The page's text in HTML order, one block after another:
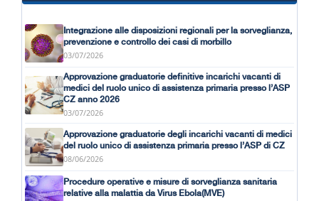
Integrazione alle disposizioni regionali per la sorveglianza,
prevenzione e controllo dei casi di morbillo
03/07/2026
Approvazione graduatorie definitive incarichi vacanti di
medici del ruolo unico di assistenza primaria presso l’ASP
CZ anno 2026
03/07/2026
Approvazione graduatorie degli incarichi vacanti di medici
del ruolo unico di assistenza primaria presso l’ASP di CZ
08/06/2026
Procedure operative e misure di sorveglianza sanitaria
relative alla malattia da Virus Ebola(MVE)